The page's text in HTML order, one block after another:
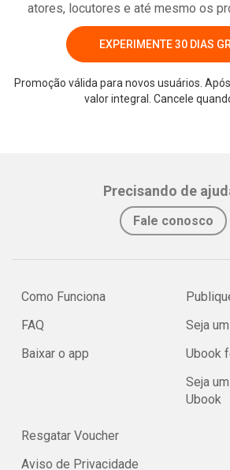
atores, locutores e até mesmo os
EXPERIMENTE 30 DIAS
Promoção válida para novos usuários.
valor integral. Cancele
Precisando de
Fale conosco
Como Funciona
FAQ
Baixar o app
Seja
Ubook
Seja
Ubook
Resgatar Voucher
Aviso de Privacidade